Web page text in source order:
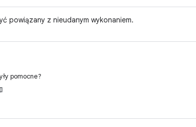
powiązany z nieudanym wykonaniem.
pomocne?